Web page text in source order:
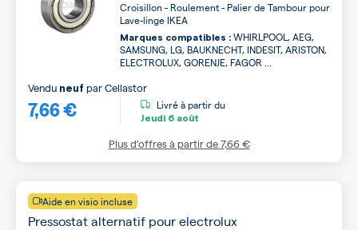
Croisillon - Roulement - Palier de Tambour pour
Lave-linge IKEA
Marques compatibles : WHIRLPOOL, AEG,
SAMSUNG, LG, BAUKNECHT, INDESIT, ARISTON,
ELECTROLUX, GORENJE, FAGOR ...
7,66 €
Vendu neuf parCellastor
Livré à partir du
Jeudi 6 août
Plus d’offres à partir de7,66 €
Aide en visio incluse
Pressostat alternatif pour electrolux